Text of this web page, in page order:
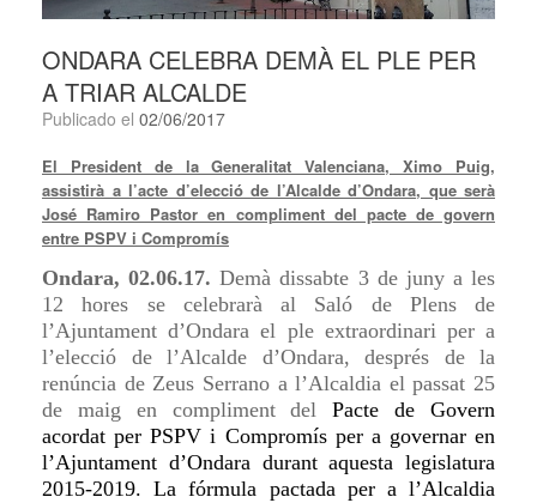
ONDARA CELEBRA DEMÀ EL PLE PER
A TRIAR ALCALDE
Publicado el 02/06/2017
El President de la Generalitat Valenciana, Ximo Puig,
assistirà a l’acte d’elecció de l’Alcalde d’Ondara, que serà
José Ramiro Pastor en compliment del pacte de govern
entre PSPV i Compromís
Ondara, 02.06.17.Demà dissabte 3 de juny a les
12 hores se celebrarà al Saló de Plens de
l’Ajuntament d’Ondara el ple extraordinari per a
l’elecció de l’Alcalde d’Ondara, després de la
renúncia de Zeus Serrano a l’Alcaldia el passat 25
de maig en compliment del Pacte de Govern
acordat per PSPV i Compromís per a governar en
l’Ajuntament d’Ondara durant aquesta legislatura
2015-2019. La fórmula pactada per a l’Alcaldia